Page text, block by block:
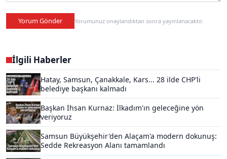
Yorum Gönder Yorumunuz onaylandıktan sonra yayınlanacaktır.
İlgili Haberler
Hatay, Samsun, Çanakkale, Kars... 28 ilde CHP'li
belediye başkanı kalmadı
Başkan İhsan Kurnaz: İlkadım'ın geleceğine yön
veriyoruz
Samsun Büyükşehir'den Alaçam'a modern dokunuş:
Sedde Rekreasyon Alanı tamamlandı